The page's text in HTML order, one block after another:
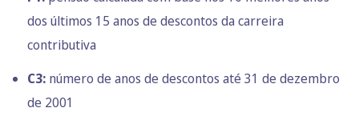
dos últimos 15 anos de descontos da carreira
contributiva
C3: número de anos de descontos até 31 de dezembro
de 2001